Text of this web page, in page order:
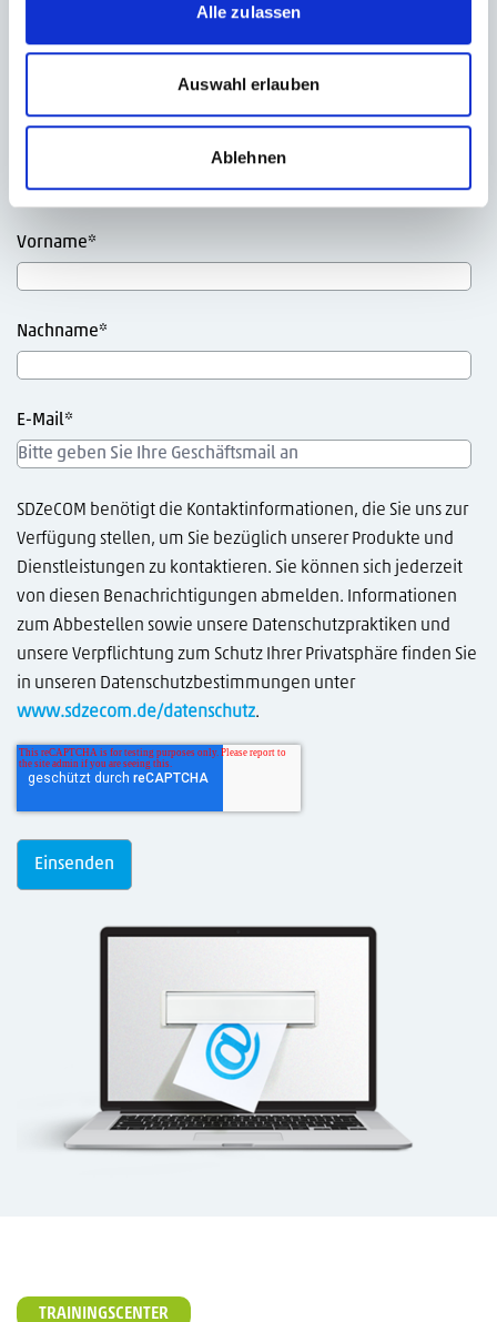
Alle zulassen
Auswahl erlauben
Ablehnen
Vorname*
Nachname*
E-Mail*
SDZeCOM benötigt die Kontaktinformationen, die Sie uns zur
Verfügung stellen, um Sie bezüglich unserer Produkte und
Dienstleistungen zu kontaktieren. Sie können sich jederzeit
von diesen Benachrichtigungen abmelden. Informationen
zum Abbestellen sowie unsere Datenschutzpraktiken und
unsere Verpflichtung zum Schutz Ihrer Privatsphäre finden Sie
in unseren Datenschutzbestimmungen unter
www.sdzecom.de/datenschutz.
TRAININGSCENTER